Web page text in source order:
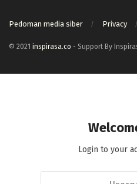
Pedoman media siber Privacy
© 2021 inspirasa.co - Support By
Login to your